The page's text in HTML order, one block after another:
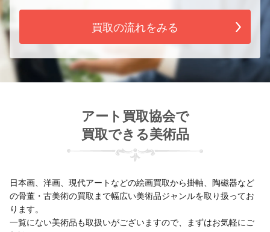
買取の流れをみる
アート買取協会で
買取できる美術品
日本画、洋画、現代アートなどの絵画買取から掛軸、陶磁器など
の骨董・古美術の買取まで幅広い美術品ジャンルを取り扱ってお
ります。
一覧にない美術品も取扱いがございますので、まずはお気軽にご